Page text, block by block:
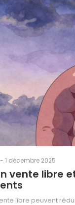
1 décembre 2025
vente libre
libre peuvent